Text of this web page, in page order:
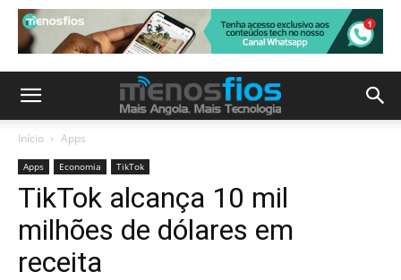
Início Apps
Apps Economia TikTok
TikTok alcança 10 mil
milhões de dólares em
receita